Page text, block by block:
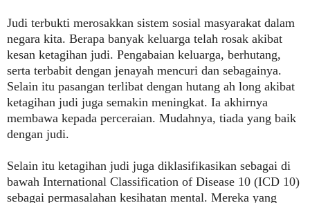
Judi terbukti merosakkan sistem sosial masyarakat dalam
negara kita. Berapa banyak keluarga telah rosak akibat
kesan ketagihan judi. Pengabaian keluarga, berhutang,
serta terbabit dengan jenayah mencuri dan sebagainya.
Selain itu pasangan terlibat dengan hutang ah long akibat
ketagihan judi juga semakin meningkat. Ia akhirnya
membawa kepada perceraian. Mudahnya, tiada yang baik
dengan judi.
Selain itu ketagihan judi juga diklasifikasikan sebagai di
bawah International Classification of Disease 10 (ICD 10)
sebagai permasalahan kesihatan mental. Mereka yang